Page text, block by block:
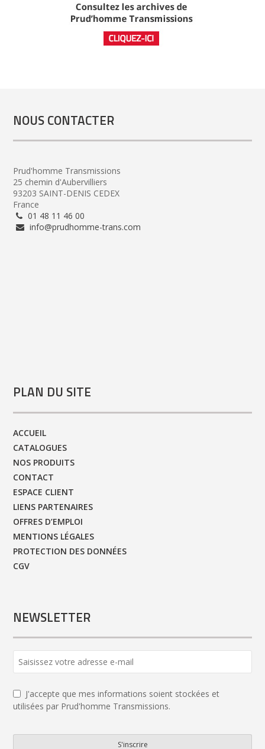
NOUS CONTACTER
Prud'homme Transmissions
25 chemin d'Aubervilliers
93203 SAINT-DENIS CEDEX
France
01 48 11 46 00
info@prudhomme-trans.com
PLAN DU SITE
ACCUEIL
CATALOGUES
NOS PRODUITS
CONTACT
ESPACE CLIENT
LIENS PARTENAIRES
OFFRES D’EMPLOI
MENTIONS LÉGALES
PROTECTION DES DONNÉES
CGV
NEWSLETTER
J'accepte que mes informations soient stockées et
utilisées par Prud'homme Transmissions.
S'inscrire